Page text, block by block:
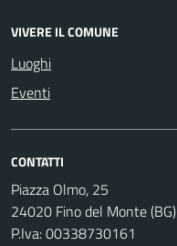
VIVERE IL COMUNE
Luoghi
Eventi
CONTATTI
Piazza Olmo, 25
24020 Fino del Monte (BG)
P.Iva: 00338730161